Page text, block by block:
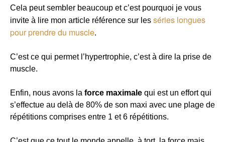
Cela peut sembler beaucoup et c’est pourquoi je vous
invite à lire mon article référence sur les séries longues
pour prendre du muscle.
C’est ce qui permet l’hypertrophie, c’est à dire la prise de
muscle.
Enfin, nous avons la force maximale qui est un effort qui
s’effectue au delà de 80% de son maxi avec une plage de
répétitions comprises entre 1 et 6 répétitions.